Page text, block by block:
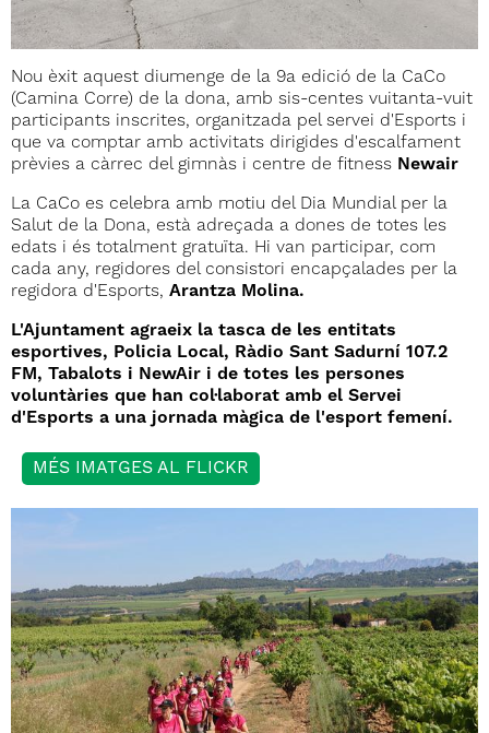
Nou èxit aquest diumenge de la 9a edició de la CaCo
(Camina Corre) de la dona, amb sis-centes vuitanta-vuit
participants inscrites, organitzada pel servei d'Esports i
que va comptar amb activitats dirigides d'escalfament
prèvies a càrrec del gimnàs i centre de fitness Newair
La CaCo es celebra amb motiu del Dia Mundial per la
Salut de la Dona, està adreçada a dones de totes les
edats i és totalment gratuïta. Hi van participar, com
cada any, regidores del consistori encapçalades per la
regidora d'Esports, Arantza Molina.
L'Ajuntament agraeix la tasca de les entitats
esportives, Policia Local, Ràdio Sant Sadurní 107.2
FM, Tabalots i NewAir i de totes les persones
voluntàries que han col·laborat amb el Servei
d'Esports a una jornada màgica de l'esport femení.
MÉS IMATGES AL FLICKR